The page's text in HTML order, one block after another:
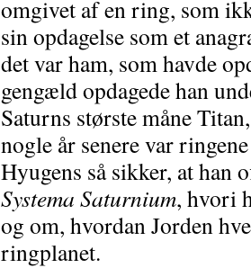
omgivet af en ring, som
sin opdagelse som et
det var ham, som havde
gengæld opdagede han
Saturns største måne
nogle år senere var
Hyugens så sikker, at han
Systema Saturnium, hvori
og om, hvordan Jorden
ringplanet.